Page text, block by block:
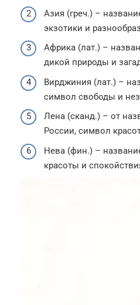
Азия (греч.) –
экзотики и
Африка (лат.) –
дикой природы и
Вирджиния (лат.) –
символ свободы и
Лена (сканд.) – от
России, символ
Нева (фин.) –
красоты и